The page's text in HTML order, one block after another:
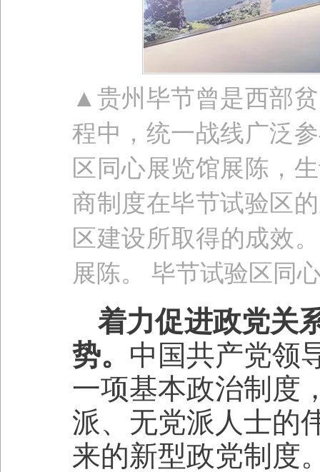
▲贵州毕节曾是西部
程中，统一战线广泛
区同心展览馆展陈，
商制度在毕节试验区
区建设所取得的成效
展陈。 毕节试验区同
着力促进政党关
势。 中国共产党领
一项基本政治制度
派、无党派人士的
来的新型政党制度